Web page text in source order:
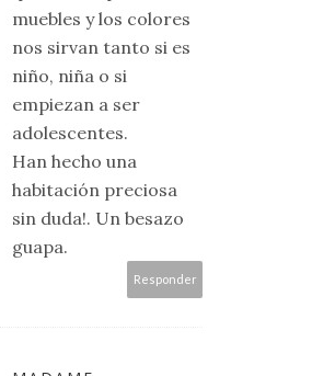
muebles y los colores
nos sirvan tanto si es
niño, niña o si
empiezan a ser
adolescentes.
Han hecho una
habitación preciosa
sin duda!. Un besazo
guapa.
Responder